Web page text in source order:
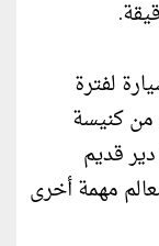
لفترة
من كنيسة
قديم
مهمة أخرى